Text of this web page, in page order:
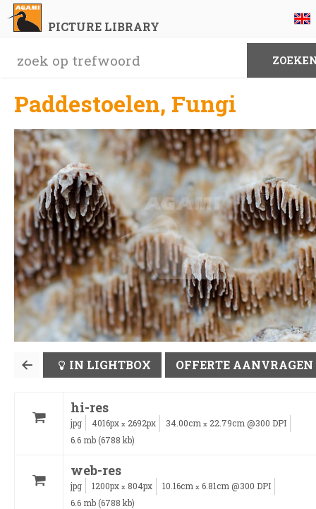
PICTURE LIBRARY
Paddestoelen, Fungi
IN LIGHTBOX OFFERTE AANVRAGEN
hi-res
jpg 4016px x 2692px 34.00cm x 22.79cm @300 DPI
6.6 mb (6788 kb)
web-res
jpg 1200px x 804px 10.16cm x 6.81cm @300 DPI
6.6 mb (6788 kb)